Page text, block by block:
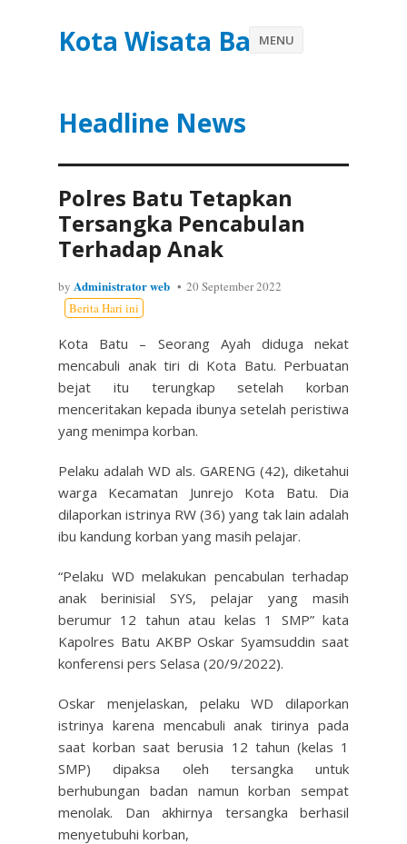
Kota Wisata Batu
Headline News
MENU
Polres Batu Tetapkan
Tersangka Pencabulan
Terhadap Anak
by Administrator web
20 September 2022
Berita Hari ini
Kota Batu – Seorang Ayah diduga nekat
mencabuli anak tiri di Kota Batu. Perbuatan
bejat itu terungkap setelah korban
menceritakan kepada ibunya setelah peristiwa
yang menimpa korban.
Pelaku adalah WD als. GARENG (42), diketahui
warga Kecamatan Junrejo Kota Batu. Dia
dilaporkan istrinya RW (36) yang tak lain adalah
ibu kandung korban yang masih pelajar.
“Pelaku WD melakukan pencabulan terhadap
anak berinisial SYS, pelajar yang masih
berumur 12 tahun atau kelas 1 SMP” kata
Kapolres Batu AKBP Oskar Syamsuddin saat
konferensi pers Selasa (20/9/2022).
Oskar menjelaskan, pelaku WD dilaporkan
istrinya karena mencabuli anak tirinya pada
saat korban saat berusia 12 tahun (kelas 1
SMP) dipaksa oleh tersangka untuk
berhubungan badan namun korban sempat
menolak. Dan akhirnya tersangka berhasil
menyetubuhi korban,